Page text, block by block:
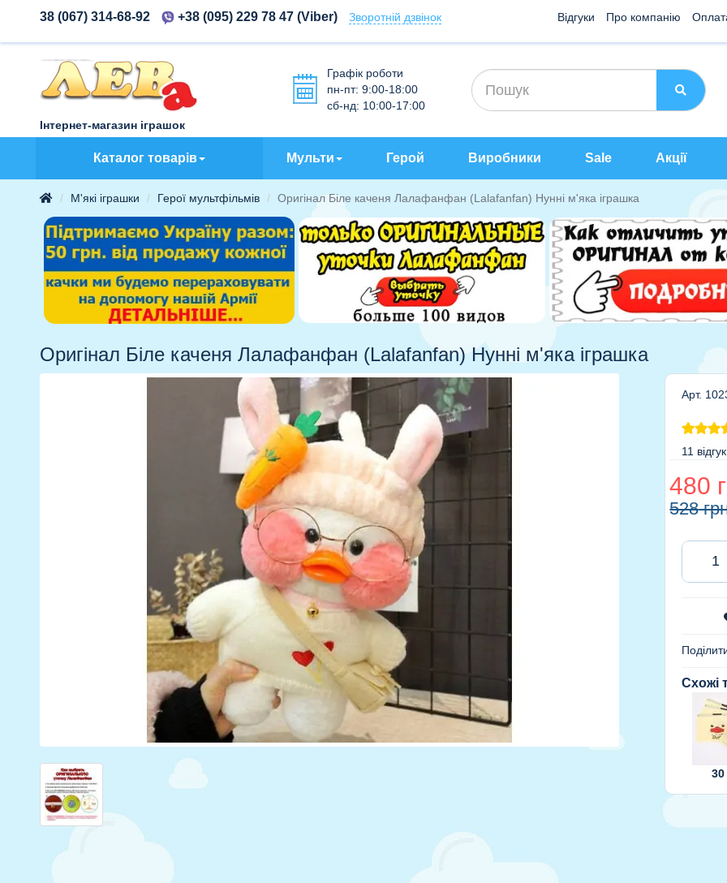
38 (067) 314-68-92 +38 (095) 229 78 47(Viber) Зворотній дзвінок Відгуки Про компанію
Інтернет-магазин іграшок
Графік роботи
пн-пт: 9:00-18:00
сб-нд: 10:00-17:00
Каталог товарів Мульти Герой Виробники Sale Акції
М'які іграшки Герої мультфільмів Оригінал Біле каченя Лалафанфан (Lalafanfan) Нунні м'яка іграшка
Оригінал Біле каченя Лалафанфан (Lalafanfan) Нунні м'яка іграшка
Арт.
11
480
528
Схожі
30